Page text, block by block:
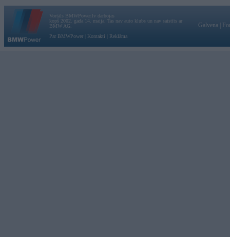
Vortāls BMWPower.lv darbojas
kopš 2002. gada 14. maija. Tas nav auto klubs un nav saistīts ar
BMW AG.
Par BMWPower
Kontakti Reklāma
Galvena